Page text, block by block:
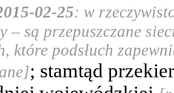
02-25: w
– są przepuszczane
które podsłuch
; stamtąd